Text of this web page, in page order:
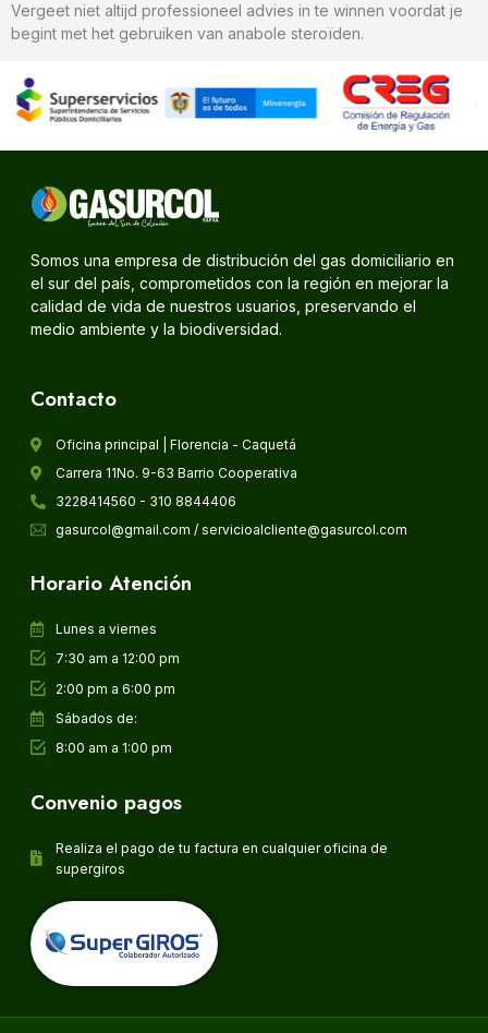
Vergeet niet altijd professioneel advies in te winnen voordat je
begint met het gebruiken van anabole steroïden.
Somos una empresa de distribución del gas domiciliario en
el sur del país, comprometidos con la región en mejorar la
calidad de vida de nuestros usuarios, preservando el
medio ambiente y la biodiversidad.
Contacto
Oficina principal | Florencia - Caquetá
Carrera 11No. 9-63 Barrio Cooperativa
3228414560 - 310 8844406
gasurcol@gmail.com / servicioalcliente@gasurcol.com
Horario Atención
Lunes a viernes
7:30 am a 12:00 pm
2:00 pm a 6:00 pm
Sábados de:
8:00 am a 1:00 pm
Convenio pagos
Realiza el pago de tu factura en cualquier oficina de
supergiros